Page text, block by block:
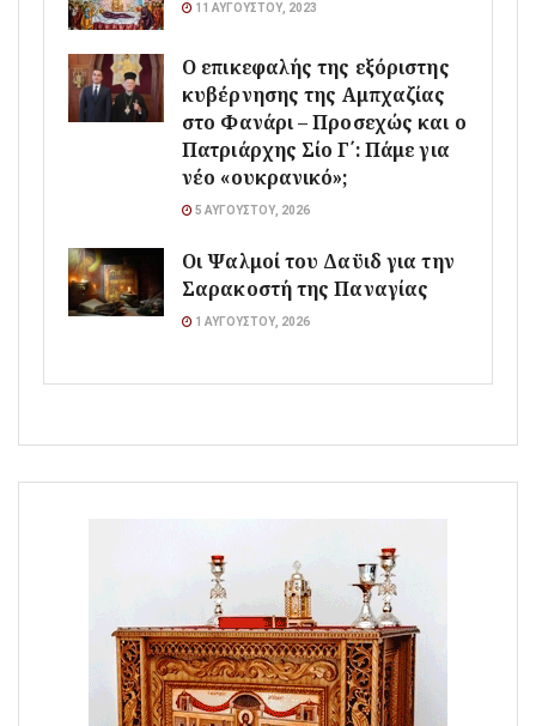
11 ΑΥΓΟΎΣΤΟΥ, 2023
Ο επικεφαλής της εξόριστης
κυβέρνησης της Αμπχαζίας
στο Φανάρι – Προσεχώς και ο
Πατριάρχης Σίο Γ΄: Πάμε για
νέο «ουκρανικό»;
5 ΑΥΓΟΎΣΤΟΥ, 2026
Οι Ψαλμοί του Δαϋιδ για την
Σαρακοστή της Παναγίας
1 ΑΥΓΟΎΣΤΟΥ, 2026